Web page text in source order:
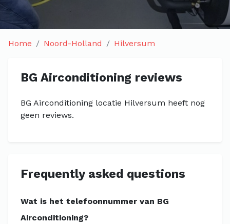
Home Noord-Holland Hilversum
BG Airconditioning reviews
BG Airconditioning locatie Hilversum heeft nog
geen reviews.
Frequently asked questions
Wat is het telefoonnummer van BG
Airconditioning?